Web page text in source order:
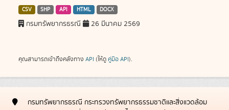
CSV SHP API HTML DOCX
กรมทรัพยากรธรณี 26 มีนาคม 2569
คุณสามารถเข้าถึงคลังทาง API (ให้ดู คู่มือ API).
กรมทรัพยากรธรณี กระทรวงทรัพยากรธรรมชาติและสิ่งแวดล้อม